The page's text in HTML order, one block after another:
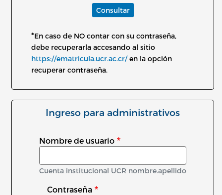
Consultar
*En caso de NO contar con su contraseña,
debe recuperarla accesando al sitio
https://ematricula.ucr.ac.cr/en la opción
recuperar contraseña.
Ingreso para administrativos
Nombre de usuario
Cuenta institucional UCR nombre.apellido
Contraseña